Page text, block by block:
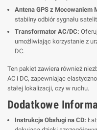
Antena GPS z Mocowaniem
stabilny odbiór sygnału
Transformator AC/DC:
umożliwiając korzystanie z
DC.
Ten pakiet zawiera również
AC i DC, zapewniając
stałej lokalizacji, czy w ruchu.
Dodatkowe
Instrukcja Obsługi na CD: